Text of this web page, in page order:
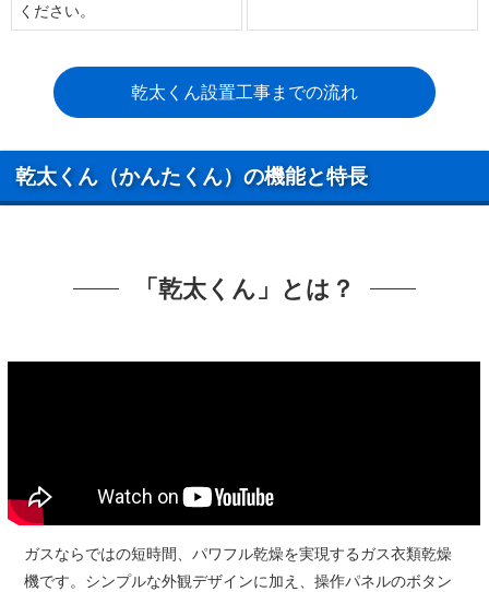
ください。
乾太くん設置工事までの流れ
乾太くん（かんたくん）の機能と特長
「乾太くん」とは？
ガスならではの短時間、パワフル乾燥を実現するガス衣類乾燥
機です。シンプルな外観デザインに加え、操作パネルのボタン